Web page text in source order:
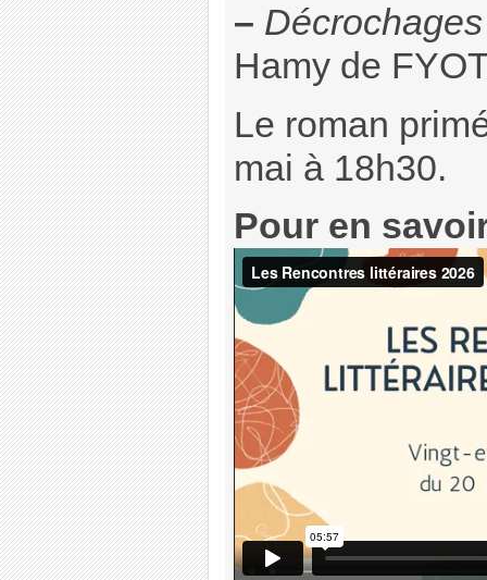
– Décrochages
Hamy de
Le roman
mai à 18h30.
Pour en